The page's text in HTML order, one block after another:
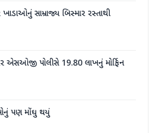
સામ્રાજ્ય બિસ્માર રસ્તાથી
એસઓજી પોલીસે 19.80 લાખનું મોર્ફિન
સોનું પણ મોંઘુ થયું